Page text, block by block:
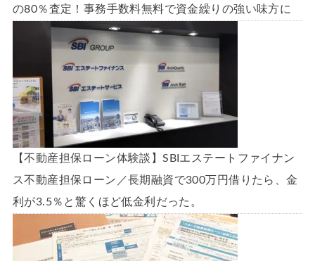
の80％査定！事務手数料無料で資金繰りの強い味方に
【不動産担保ローン体験談】SBIエステートファイナン
ス不動産担保ローン／長期融資で300万円借りたら、金
利が3.5％と驚くほど低金利だった。